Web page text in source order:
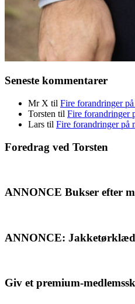
Seneste kommentarer
Mr X til Fire forandringer
Torsten til Fire forandringer
Lars til Fire forandringer på
Foredrag ved Torsten
ANNONCE Bukser efter
ANNONCE:
Giv et premium-